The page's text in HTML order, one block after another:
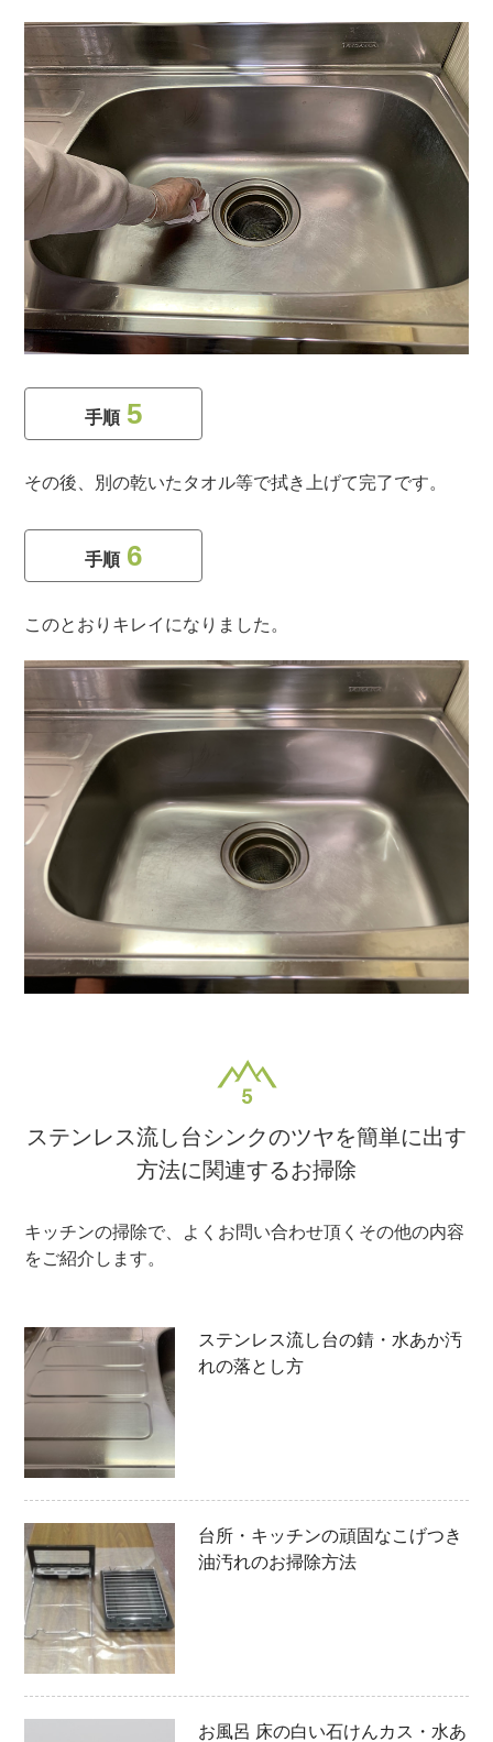
手順 5
その後、別の乾いたタオル等で拭き上げて完了です。
手順 6
このとおりキレイになりました。
ステンレス流し台シンクのツヤを簡単に出す
方法に関連するお掃除
キッチンの掃除で、よくお問い合わせ頂くその他の内容
をご紹介します。
ステンレス流し台の錆・水あか汚
れの落とし方
台所・キッチンの頑固なこげつき
油汚れのお掃除方法
お風呂 床の白い石けんカス・水あ